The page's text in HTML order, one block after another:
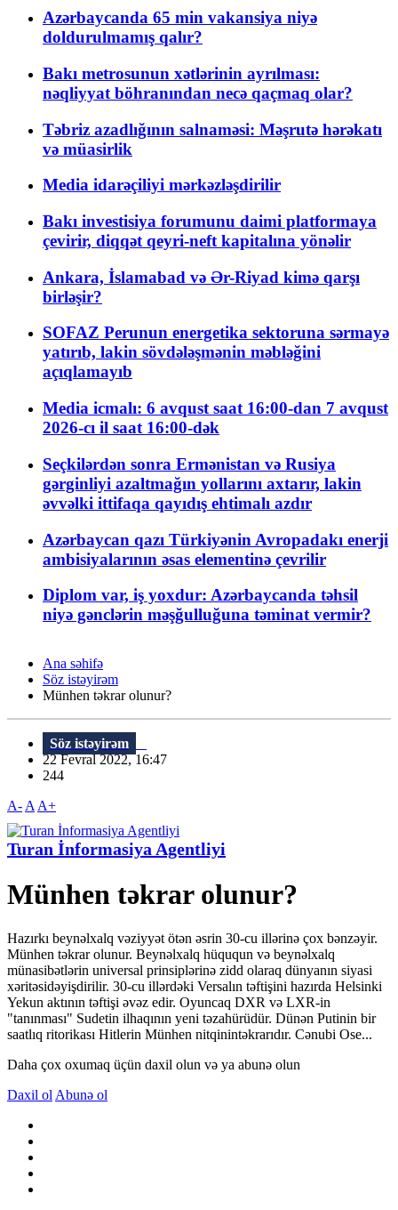
Azərbaycanda 65 min vakansiya niyə
doldurulmamış qalır?
Bakı metrosunun xətlərinin ayrılması:
nəqliyyat böhranından necə qaçmaq olar?
Təbriz azadlığının salnaməsi: Məşrutə hərəkatı
və müasirlik
Media idarəçiliyi mərkəzləşdirilir
Bakı investisiya forumunu daimi platformaya
çevirir, diqqət qeyri-neft kapitalına yönəlir
Ankara, İslamabad və Ər-Riyad kimə qarşı
birləşir?
SOFAZ Perunun energetika sektoruna sərmayə
yatırıb, lakin sövdələşmənin məbləğini
açıqlamayıb
Media icmalı: 6 avqust saat 16:00-dan 7 avqust
2026-cı il saat 16:00-dək
Seçkilərdən sonra Ermənistan və Rusiya
gərginliyi azaltmağın yollarını axtarır, lakin
əvvəlki ittifaqa qayıdış ehtimalı azdır
Azərbaycan qazı Türkiyənin Avropadakı enerji
ambisiyalarının əsas elementinə çevrilir
Diplom var, iş yoxdur: Azərbaycanda təhsil
niyə gənclərin məşğulluğuna təminat vermir?
Ana səhifə
Söz istəyirəm
Münhen təkrar olunur?
Söz istəyirəm
22 Fevral 2022, 16:47
244
A- A A+
Turan İnformasiya Agentliyi
Münhen təkrar olunur?
Hazırkı beynəlxalq vəziyyət ötən əsrin 30-cu illərinə çox bənzəyir.
Münhen təkrar olunur. Beynəlxalq hüququn və beynəlxalq
münasibətlərin universal prinsiplərinə zidd olaraq dünyanın siyasi
xəritəsidəyişdirilir. 30-cu illərdəki Versalın təftişini hazırda Helsinki
Yekun aktının təftişi əvəz edir. Oyuncaq DXR və LXR-in
"tanınması" Sudetin ilhaqının yeni təzahürüdür. Dünən Putinin bir
saatlıq ritorikası Hitlerin Münhen nitqinintəkrarıdır. Cənubi Ose...
Daha çox oxumaq üçün daxil olun və ya abunə olun
Daxil ol Abunə ol